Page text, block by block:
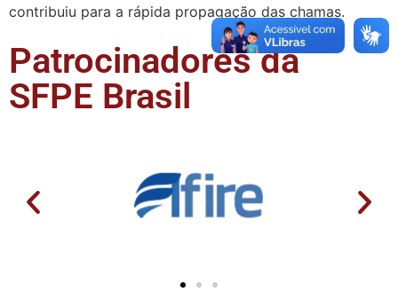
contribuiu para a rápida propagação das chamas.
Patrocinadores da
SFPE Brasil